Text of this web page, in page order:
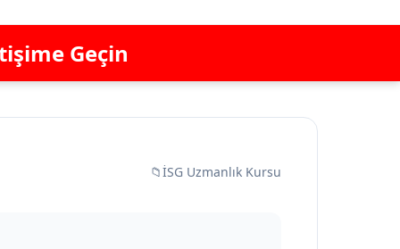
Geçin
📁İSG Uzmanlık Kursu